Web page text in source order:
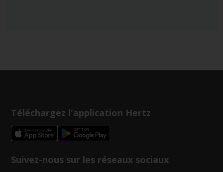
Téléchargez l'application Hertz
Suivez-nous sur les réseaux sociaux